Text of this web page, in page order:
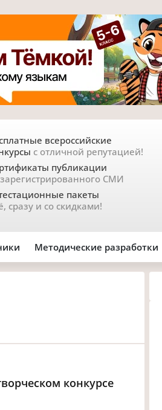
всероссийские
с отличной репутацией!
публикации
СМИ
пакеты
сразу и со скидками!
Методические разработки
конкурсе